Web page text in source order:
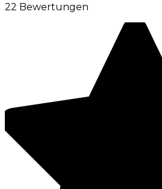
22 Bewertungen